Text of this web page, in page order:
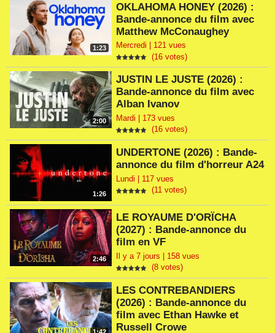
1:23
OKLAHOMA HONEY (2026) :
Bande-annonce du film avec
Matthew McConaughey
Mercredi | 121 vues
(16 votes)
2:00
JUSTIN LE JUSTE (2026) :
Bande-annonce du film avec
Alban Ivanov
Mardi | 173 vues
(16 votes)
1:26
UNDERTONE (2026) : Bande-
annonce du film d'horreur A24
Lundi | 117 vues
(11 votes)
2:46
LE ROYAUME D'ORÏCHA
(2027) : Bande-annonce du
film en VF
Il y a 7 jours | 158 vues
(8 votes)
LES CONTREBANDIERS
(2026) : Bande-annonce du
film avec Ethan Hawke et
Russell Crowe